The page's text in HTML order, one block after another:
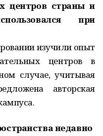
центров страны и
при
изучили опыт
центров в
случае, учитывая
авторская
недавно